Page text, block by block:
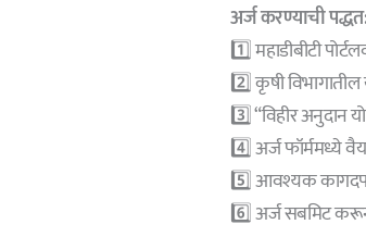
अर्ज करण्याची
1️⃣ महाडीबीटी
2️⃣ कृषी विभागातील
3️⃣ “विहीर अनुदान
4️⃣ अर्ज फॉर्ममध्ये
5️⃣ आवश्यक
6️⃣ अर्ज सबमिट